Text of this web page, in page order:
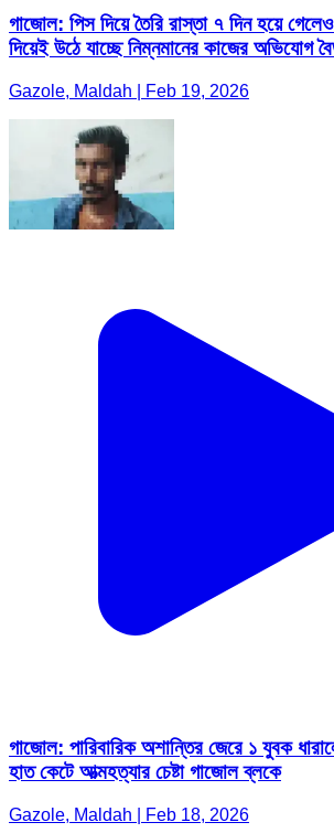
গাজোল: পিস দিয়ে তৈরি রাস্তা ৭ দিন হয়ে
দিয়েই উঠে যাচ্ছে নিম্নমানের কাজের অভিযোগ
Gazole, Maldah | Feb 19, 2026
গাজোল: পারিবারিক অশান্তির জেরে ১ যুবক
হাত কেটে আত্মহত্যার চেষ্টা গাজোল ব্লকে
Gazole, Maldah | Feb 18, 2026